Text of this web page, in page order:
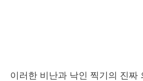
이러한 비난과 낙인 찍기의 진짜